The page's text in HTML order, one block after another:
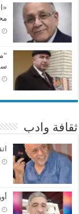
ثقافة وادب